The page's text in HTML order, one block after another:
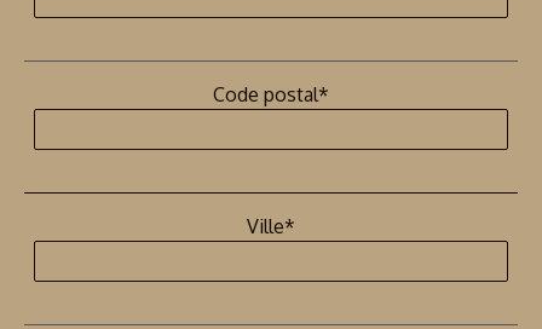
Code postal*
Ville*